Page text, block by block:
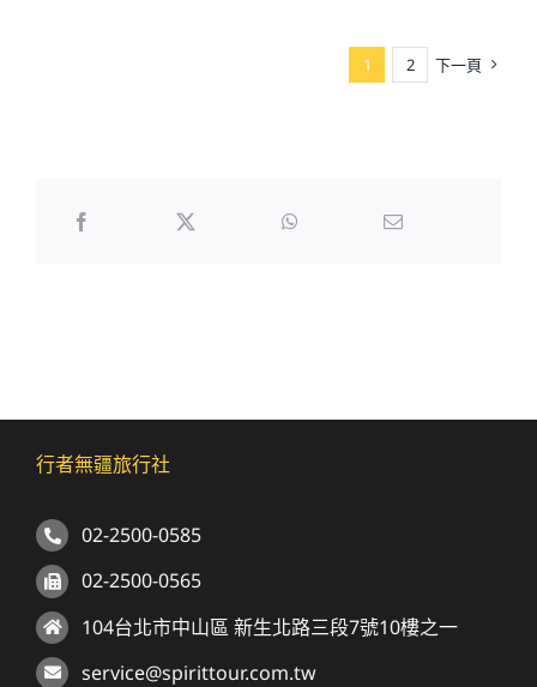
1 2 下一頁
行者無疆旅行社
02-2500-0585
02-2500-0565
104台北市中山區 新生北路三段7號10樓之一
service@spirittour.com.tw